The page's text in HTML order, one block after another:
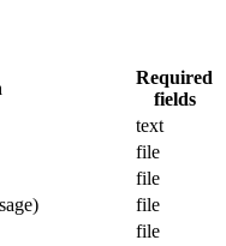
Required
fields
text
file
file
file
file